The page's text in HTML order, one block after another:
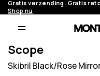
Gratis verzending. Gratis
Shop nu
Scope
Skibril Black/Rose